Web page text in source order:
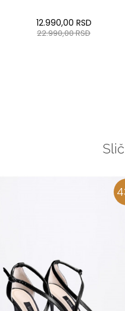
12.990,00 RSD
22.990,00RSD